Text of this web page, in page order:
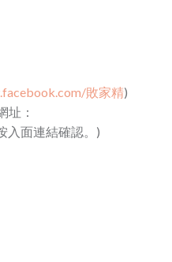
敗家精)
址：
入面連結確認。)